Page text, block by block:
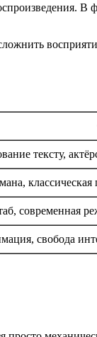
тексту,
современная
свобода